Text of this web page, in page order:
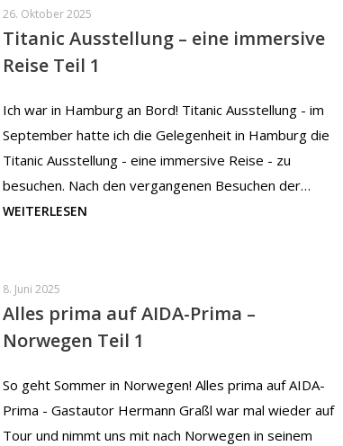
26. Oktober 2025
Titanic Ausstellung – eine immersive
Reise Teil 1
Ich war in Hamburg an Bord! Titanic Ausstellung - im
September hatte ich die Gelegenheit in Hamburg die
Titanic Ausstellung - eine immersive Reise - zu
besuchen. Nach den vergangenen Besuchen der…
WEITERLESEN
8. Juni 2025
Alles prima auf AIDA-Prima –
Norwegen Teil 1
So geht Sommer in Norwegen! Alles prima auf AIDA-
Prima - Gastautor Hermann Graßl war mal wieder auf
Tour und nimmt uns mit nach Norwegen in seinem